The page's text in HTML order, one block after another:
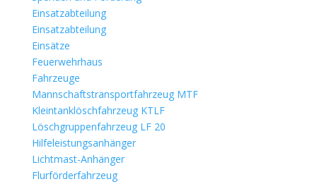
Einsatzabteilung
Einsatzabteilung
Einsätze
Feuerwehrhaus
Fahrzeuge
Mannschaftstransportfahrzeug MTF
Kleintanklöschfahrzeug KTLF
Löschgruppenfahrzeug LF 20
Hilfeleistungsanhänger
Lichtmast-Anhänger
Flurförderfahrzeug